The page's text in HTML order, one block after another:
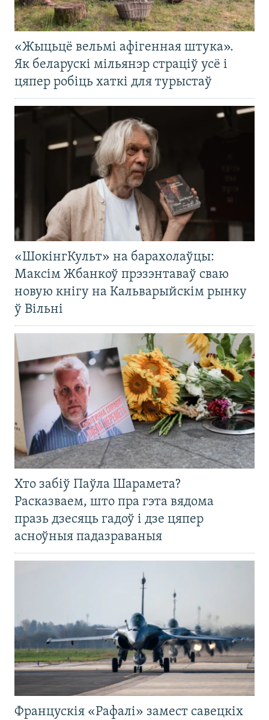
«Жыцьцё вельмі афігенная штука».
Як беларускі мільянэр страціў усё і
цяпер робіць хаткі для турыстаў
«ШокінгКульт» на барахолаўцы:
Максім Жбанкоў прэзэнтаваў сваю
новую кнігу на Кальварыйскім рынку
ў Вільні
Хто забіў Паўла Шарамета?
Расказваем, што пра гэта вядома
празь дзесяць гадоў і дзе цяпер
асноўныя падазраваныя
Францускія «Рафалі» замест савецкіх